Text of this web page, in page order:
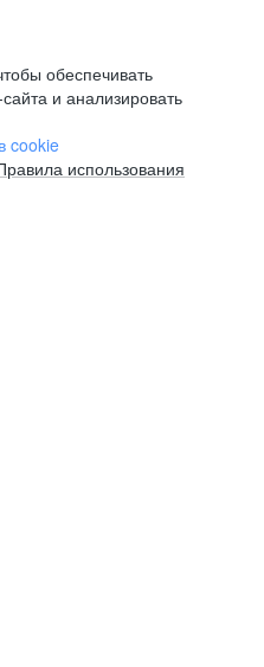
обеспечивать
и анализировать
cookie
использования